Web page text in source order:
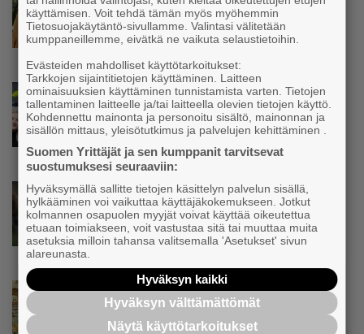
Siivousyrittäjän työntekijä joutuu
matkustamaan yli 300 kilometriä
suorittaakseen ajokortin – ”Ei aja syrjäseudun
Uutinen
Isät opettelevat kampauksia oluen äärellä –
Voimamiehen lettivideot poikivat yrittäjälle
satoja yhteydenottoja
Uutinen
Koneyrittäjät: Lainsäädännössä ”villisian
mentävä porsaanreikä” – ”Rajoitusten
vahingot eivät voi jäädä vain yksittäisen
Uutinen
Yrittäjien Mikael Pentikäiseltä YEL-varoitus
hallitukselle: ”Voi tulla ikävä yllätys”
käyttämisen. Voit tehdä tämän myös myöhemmin
Tietosuojakäytäntö-sivullamme. Valintasi välitetään
kumppaneillemme, eivätkä ne vaikuta selaustietoihin.
Evästeiden mahdolliset käyttötarkoitukset:
Tarkkojen sijaintitietojen käyttäminen. Laitteen
ominaisuuksien käyttäminen tunnistamista varten. Tietojen
tallentaminen laitteelle ja/tai laitteella olevien tietojen käyttö.
Kohdennettu mainonta ja personoitu sisältö, mainonnan ja
sisällön mittaus, yleisötutkimus ja palvelujen kehittäminen .
Suomen Yrittäjät ja sen kumppanit tarvitsevat
suostumuksesi seuraaviin:
Hyväksymällä sallitte tietojen käsittelyn palvelun sisällä,
hylkääminen voi vaikuttaa käyttäjäkokemukseen. Jotkut
kolmannen osapuolen myyjät voivat käyttää oikeutettua
etuaan toimiakseen, voit vastustaa sitä tai muuttaa muita
asetuksia milloin tahansa valitsemalla 'Asetukset' sivun
alareunasta.
Hyväksyn kaikki
Hyväksyn välttämättömät
Näytä käyttötarkoitukset